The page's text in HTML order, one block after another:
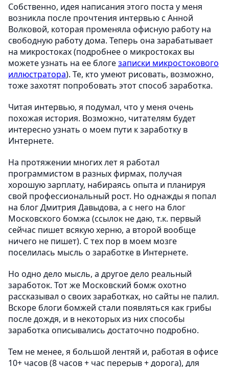
Собственно, идея написания этого поста у меня
возникла после прочтения интервью с Анной
Волковой, которая променяла офисную работу на
свободную работу дома. Теперь она зарабатывает
на микростоках (подробнее о микростоках вы
можете узнать на ее блогезаписки микростокового
иллюстратора). Те, кто умеют рисовать, возможно,
тоже захотят попробовать этот способ заработка.
Читая интервью, я подумал, что у меня очень
похожая история. Возможно, читателям будет
интересно узнать о моем пути к заработку в
Интернете.
На протяжении многих лет я работал
программистом в разных фирмах, получая
хорошую зарплату, набираясь опыта и планируя
свой профессиональный рост. Но однажды я попал
на блог Дмитрия Давыдова, а с него на блог
Московского бомжа (ссылок не даю, т.к. первый
сейчас пишет всякую херню, а второй вообще
ничего не пишет). С тех пор в моем мозге
поселилась мысль о заработке в Интернете.
Но одно дело мысль, а другое дело реальный
заработок. Тот же Московский бомж охотно
рассказывал о своих заработках, но сайты не палил.
Вскоре блоги бомжей стали появляться как грибы
после дождя, и в некоторых из них способы
заработка описывались достаточно подробно.
Тем не менее, я большой лентяй и, работая в офисе
10+ часов (8 часов + час перерыв + дорога), для